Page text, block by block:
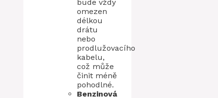
bude vždy
omezen
délkou
drátu
nebo
prodlužovacího
kabelu,
což může
činit méně
pohodlné.
Benzinová